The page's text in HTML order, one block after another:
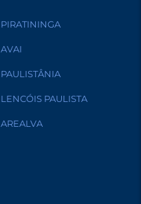
PIRATININGA
AVAI
PAULISTÂNIA
LENCÓIS PAULISTA
AREALVA